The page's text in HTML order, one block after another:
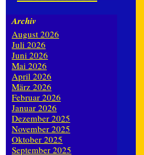
Archiv
August 2026
Juli 2026
Juni 2026
Mai 2026
April 2026
März 2026
Februar 2026
Januar 2026
Dezember 2025
November 2025
Oktober 2025
September 2025